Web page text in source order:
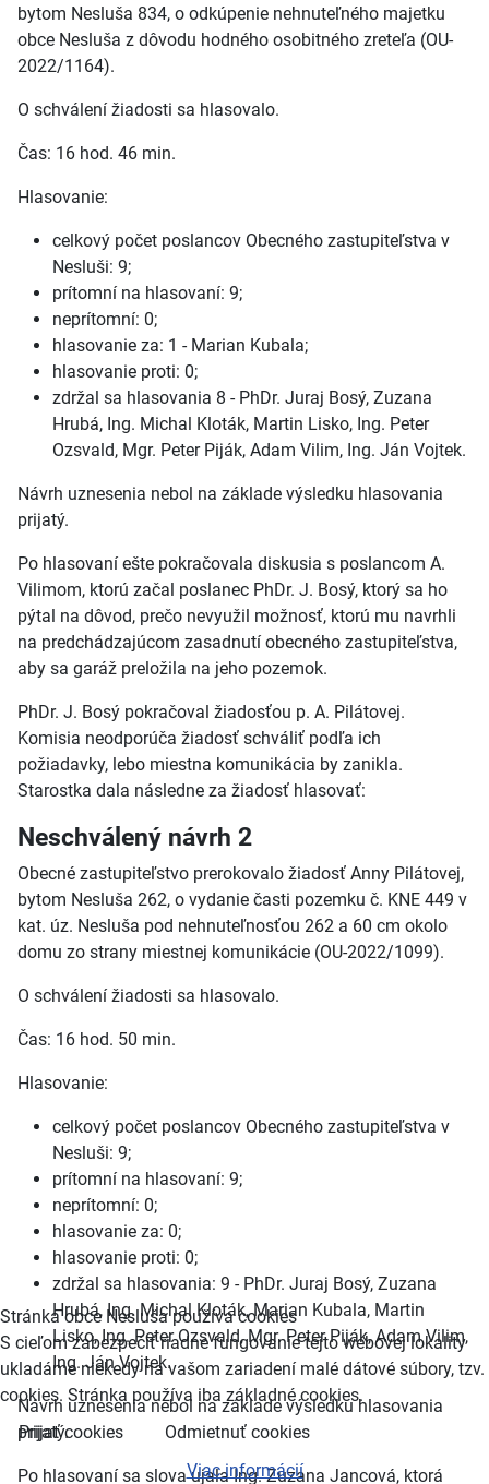
bytom Nesluša 834, o odkúpenie nehnuteľného majetku
obce Nesluša z dôvodu hodného osobitného zreteľa (OU-
2022/1164).
O schválení žiadosti sa hlasovalo.
Čas: 16 hod. 46 min.
Hlasovanie:
celkový počet poslancov Obecného zastupiteľstva v
Nesluši: 9;
prítomní na hlasovaní: 9;
neprítomní: 0;
hlasovanie za: 1 - Marian Kubala;
hlasovanie proti: 0;
zdržal sa hlasovania 8 - PhDr. Juraj Bosý, Zuzana
Hrubá, Ing. Michal Kloták, Martin Lisko, Ing. Peter
Ozsvald, Mgr. Peter Piják, Adam Vilim, Ing. Ján Vojtek.
Návrh uznesenia nebol na základe výsledku hlasovania
prijatý.
Po hlasovaní ešte pokračovala diskusia s poslancom A.
Vilimom, ktorú začal poslanec PhDr. J. Bosý, ktorý sa ho
pýtal na dôvod, prečo nevyužil možnosť, ktorú mu navrhli
na predchádzajúcom zasadnutí obecného zastupiteľstva,
aby sa garáž preložila na jeho pozemok.
PhDr. J. Bosý pokračoval žiadosťou p. A. Pilátovej.
Komisia neodporúča žiadosť schváliť podľa ich
požiadavky, lebo miestna komunikácia by zanikla.
Starostka dala následne za žiadosť hlasovať:
Neschválený návrh 2
Obecné zastupiteľstvo prerokovalo žiadosť Anny Pilátovej,
bytom Nesluša 262, o vydanie časti pozemku č. KNE 449 v
kat. úz. Nesluša pod nehnuteľnosťou 262 a 60 cm okolo
domu zo strany miestnej komunikácie (OU-2022/1099).
O schválení žiadosti sa hlasovalo.
Čas: 16 hod. 50 min.
Hlasovanie:
celkový počet poslancov Obecného zastupiteľstva v
Nesluši: 9;
prítomní na hlasovaní: 9;
neprítomní: 0;
hlasovanie za: 0;
hlasovanie proti: 0;
zdržal sa hlasovania: 9 - PhDr. Juraj Bosý, Zuzana
Hrubá, Ing. Michal Kloták, Marian Kubala, Martin
Lisko, Ing. Peter Ozsvald, Mgr. Peter Piják, Adam Vilim,
Ing. Ján Vojtek.
Návrh uznesenia nebol na základe výsledku hlasovania
prijatý.
Po hlasovaní sa slova ujala Ing. Zuzana Jancová, ktorá
Stránka obce Nesluša používa cookies
S cieľom zabezpečiť riadne fungovanie tejto webovej lokality
ukladáme niekedy na vašom zariadení malé dátové súbory, tzv.
cookies. Stránka používa iba základné cookies.
Prijať cookies
Odmietnuť cookies
Viac informácií